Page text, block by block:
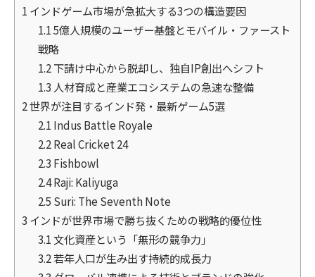
1 インドゲーム市場が急拡大する3つの構造要因
1.15億人規模のユーザー基盤とモバイル・ファースト
戦略
1.2下請け中心から脱却し、独自IP創出へシフト
1.3 人材育成と産業エコシステムの急速な整備
2世界が注目するインド発・最新ゲーム5選
2.1 Indus Battle Royale
2.2Real Cricket 24
2.3 Fishbowl
2.4Raji: Kaliyuga
2.5 Suri: The Seventh Note
3 インドが世界市場で勝ち抜くための戦略的優位性
3.1文化資産という「無形の競争力」
3.2若年人口が生み出す持続的成長力